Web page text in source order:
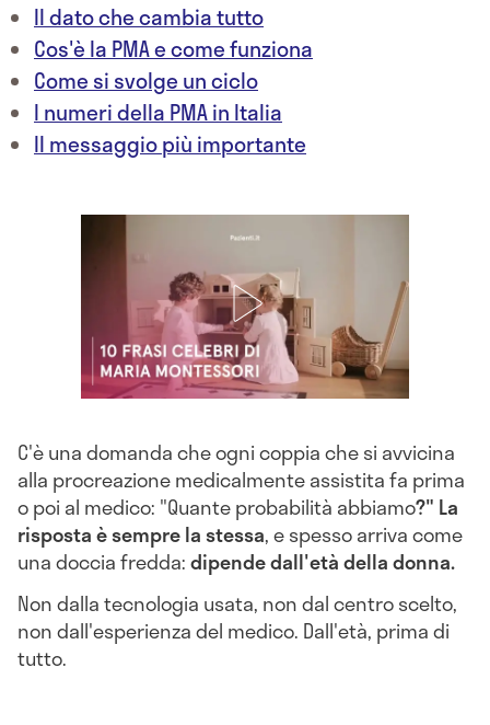
Il dato che cambia tutto
Cos'è la PMA e come funziona
Come si svolge un ciclo
I numeri della PMA in Italia
Il messaggio più importante
C'è una domanda che ogni coppia che si avvicina
alla procreazione medicalmente assistita fa prima
o poi al medico: "Quante probabilità abbiamo?" La
risposta è sempre la stessa, e spesso arriva come
una doccia fredda:dipende dall'età della donna.
Non dalla tecnologia usata, non dal centro scelto,
non dall'esperienza del medico. Dall'età, prima di
tutto.